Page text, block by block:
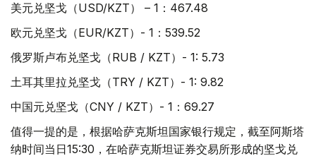
美元兑坚戈（USD/KZT） – 1：467.48
欧元兑坚戈（EUR/KZT）- 1：539.52
俄罗斯卢布兑坚戈（RUB / KZT）- 1: 5.73
土耳其里拉兑坚戈（TRY / KZT）- 1: 9.82
中国元兑坚戈（CNY / KZT）- 1：69.27
值得一提的是，根据哈萨克斯坦国家银行规定，截至阿斯塔
纳时间当日15:30，在哈萨克斯坦证券交易所形成的坚戈兑